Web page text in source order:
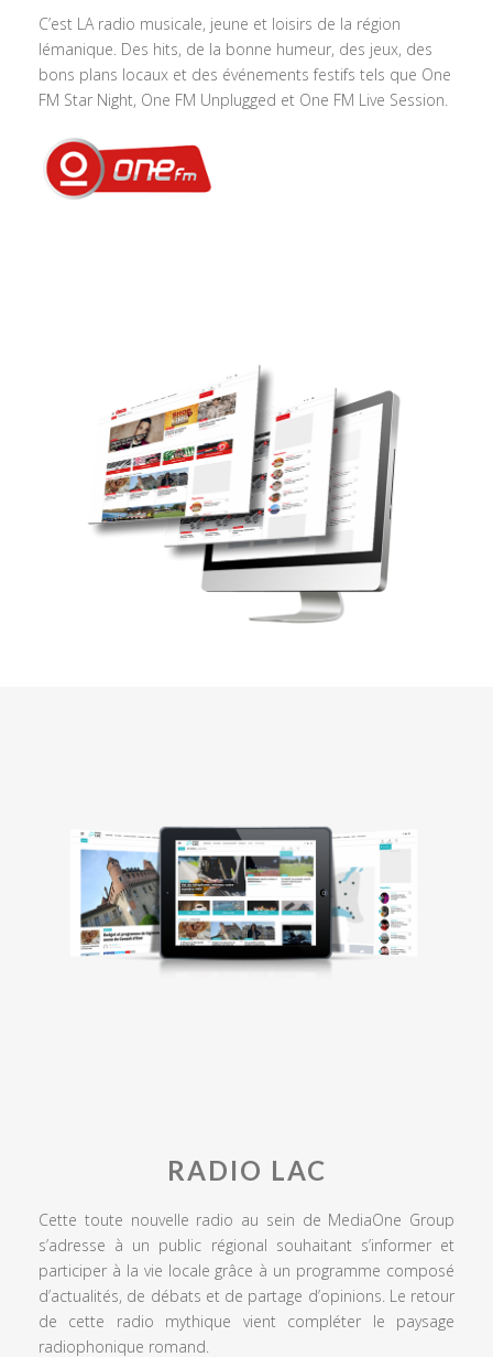
C’est LA radio musicale, jeune et loisirs de la région
lémanique. Des hits, de la bonne humeur, des jeux, des
bons plans locaux et des événements festifs tels que One
FM Star Night, One FM Unplugged et One FM Live Session.
RADIO LAC
Cette toute nouvelle radio au sein de MediaOne Group
s’adresse à un public régional souhaitant s’informer et
participer à la vie locale grâce à un programme composé
d’actualités, de débats et de partage d’opinions. Le retour
de cette radio mythique vient compléter le paysage
radiophonique romand.